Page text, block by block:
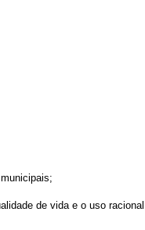
de vida e o uso